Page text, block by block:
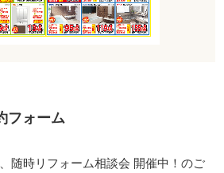
フォーム
随時リフォーム相談会 開催中！のご